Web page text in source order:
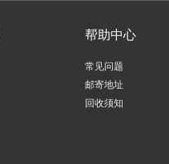
帮助中心
常见问题
邮寄地址
回收须知